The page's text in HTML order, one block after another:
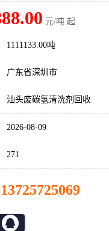
元/吨 起
1111133.00吨
广东省深圳市
汕头废碳氢清洗剂回收
2026-08-09
271
13725725069